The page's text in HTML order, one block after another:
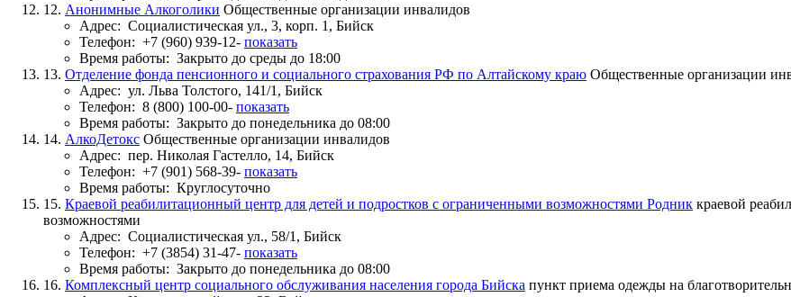
12. Анонимные Алкоголики Общественные организации инвалидов
Адрес: Социалистическая ул., 3, корп. 1, Бийск
Телефон: +7 (960) 939-12- показать
Время работы: Закрыто до среды до 18:00
13. Отделение фонда пенсионного и социального страхования РФ по Алтайскому краю Общественные организации
Адрес: ул. Льва Толстого, 141/1, Бийск
Телефон: 8 (800) 100-00- показать
Время работы: Закрыто до понедельника до 08:00
14. АлкоДетокс Общественные организации инвалидов
Адрес: пер. Николая Гастелло, 14, Бийск
Телефон: +7 (901) 568-39- показать
Время работы: Круглосуточно
15. Краевой реабилитационный центр для детей и подростков с ограниченными возможностями Родник краевой
возможностями
Адрес: Социалистическая ул., 58/1, Бийск
Телефон: +7 (3854) 31-47- показать
Время работы: Закрыто до понедельника до 08:00
16. Комплексный центр социального обслуживания населения города Бийска пункт приема одежды на